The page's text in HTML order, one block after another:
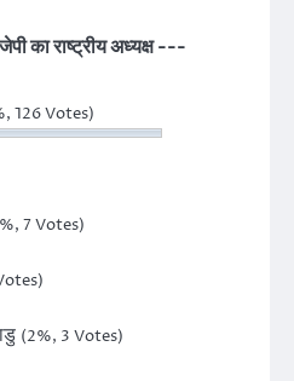
का राष्ट्रीय अध्यक्ष ---
126 Votes)
7 Votes)
(2%, 3 Votes)